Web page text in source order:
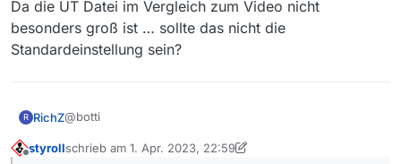
Da die UT Datei im Vergleich zum Video nicht
besonders groß ist … sollte das nicht die
Standardeinstellung sein?
R RichZ@botti
Danke, man muß noch wie in einem früheren Beitrage
styrollschrieb am 1. Apr. 2023, 22:59
zuletzt editiert von styroll4. Feb. 2023, 09:07